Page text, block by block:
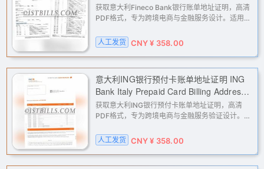
获取意大利Fineco Bank银行账单地址证明，高清
PDF格式，专为跨境电商与金融服务设计。适用于
证、KYC认证与地址核验，是您账户解封、申诉与
海外业务拓展的可靠辅助材料。
人工发货 CNY ¥ 358.00
意大利ING银行预付卡账单地址证明 ING
Bank Italy Prepaid Card Billing Address
Proof
获取意大利ING银行预付卡账单地址证明，高清
PDF格式，专为跨境电商与金融服务验证设计。适
地址认证，解决账户解封、申诉难题。下单时提供
姓名与地址，我们将为您定制并
人工发货 CNY ¥ 358.00